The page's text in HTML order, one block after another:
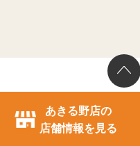
あきる野店の
店舗情報を見る